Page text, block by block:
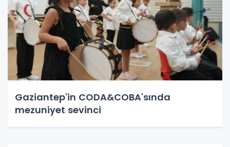
Gaziantep'in CODA&COBA'sında
mezuniyet sevinci